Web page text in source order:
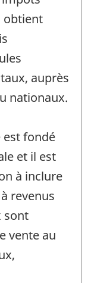
obtient
auprès
nationaux.
est fondé
et il est
à inclure
revenus
sont
vente au